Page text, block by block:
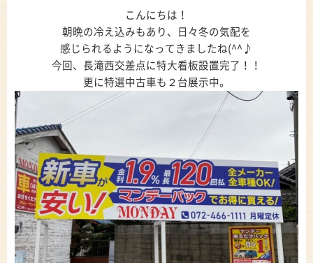
こんにちは！
朝晩の冷え込みもあり、日々冬の気配を
感じられるようになってきましたね(^^♪
今回、長滝西交差点に特大看板設置完了！！
更に特選中古車も２台展示中。